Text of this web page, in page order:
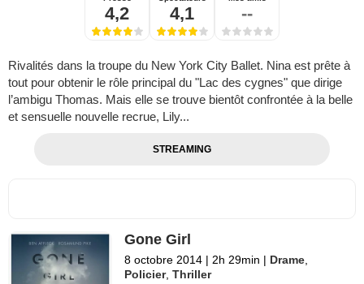
4,2 4,1 --
Rivalités dans la troupe du New York City Ballet. Nina est prête à
tout pour obtenir le rôle principal du "Lac des cygnes" que dirige
l’ambigu Thomas. Mais elle se trouve bientôt confrontée à la belle
et sensuelle nouvelle recrue, Lily...
STREAMING
Gone Girl
8 octobre 2014 | 2h 29min | Drame
Policier,Thriller